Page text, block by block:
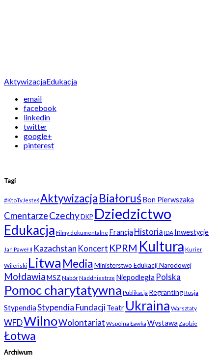
AktywizacjaEdukacja
email
facebook
linkedin
twitter
google+
pinterest
Tagi
#KtoTyJesteśAktywizacjaBiałoruśBon Pierwszaka
CmentarzeCzechyDKP Dziedzictwo
Edukacja Filmy dokumentalne Francja Historia IDA Inwestycje
Jan Paweł II Kazachstan Koncert KPRM Kultura Kurier
Wileński Litwa MediaMinisterstwo Edukacji Narodowej
MołdawiaMSZ NabórNaddniestrze Niepodległa Polska
Pomoc charytatywna Publikacja RegrantingRosja
StypendiaStypendia FundacjiTeatr Ukraina Warsztaty
WFDWilnoWolontariat Wspólna Ławka Wystawa Zaolzie
Łotwa
Archiwum